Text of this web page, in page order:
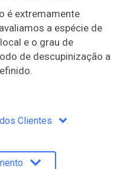
é extremamente
a espécie de
e o grau de
de descupinização a
Clientes